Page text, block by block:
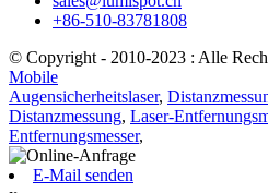
+86-510-83781808
© Copyright - 2010-2023 : Alle
Mobile
Augensicherheitslaser,
Distanzmessung, Laser-
Entfernungsmesser,
E-Mail senden